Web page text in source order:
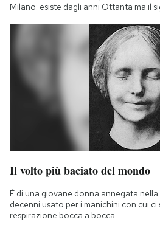
Milano: esiste dagli anni Ottanta ma il
Il volto più baciato del mondo
È di una giovane donna annegata
decenni usato per i manichini con cui ci
respirazione bocca a bocca